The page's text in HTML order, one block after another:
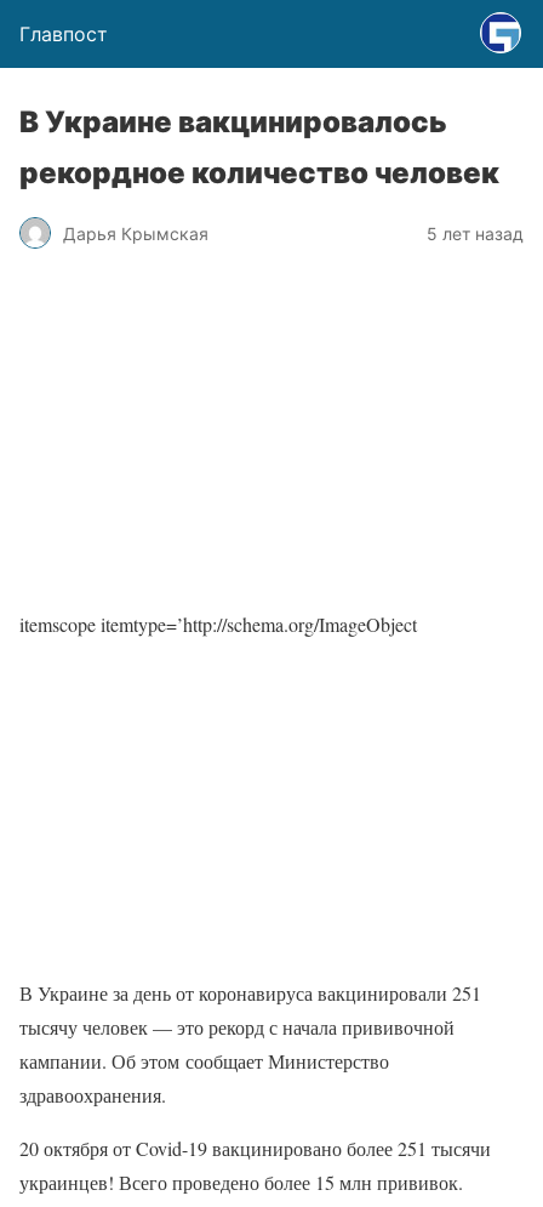
Главпост
В Украине вакцинировалось
рекордное количество человек
Дарья Крымская 5 лет назад
itemscope itemtype=’http://schema.org/ImageObject
В Украине за день от коронавируса вакцинировали 251
тысячу человек — это рекорд с начала прививочной
кампании. Об этом сообщает Министерство
здравоохранения.
20 октября от Covid-19 вакцинировано более 251 тысячи
украинцев! Всего проведено более 15 млн прививок.